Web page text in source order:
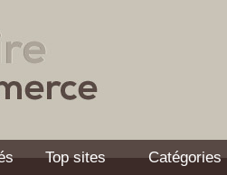
Top sites Catégories